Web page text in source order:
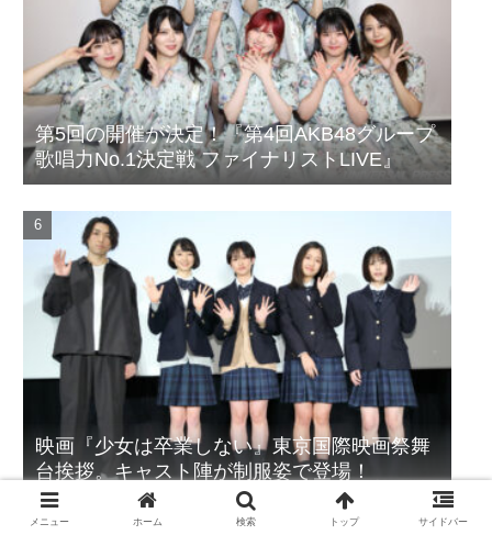
第5回の開催が決定！『第4回AKB48グループ
歌唱力No.1決定戦 ファイナリストLIVE』
映画『少女は卒業しない』東京国際映画祭舞
台挨拶。キャスト陣が制服姿で登場！
メニュー ホーム 検索 トップ サイドバー